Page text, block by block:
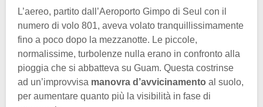
L’aereo, partito dall’Aeroporto Gimpo di Seul con il
numero di volo 801, aveva volato tranquillissimamente
fino a poco dopo la mezzanotte. Le piccole,
normalissime, turbolenze nulla erano in confronto alla
pioggia che si abbatteva su Guam. Questa costrinse
ad un’improvvisa manovra d’avvicinamento al suolo,
per aumentare quanto più la visibilità in fase di